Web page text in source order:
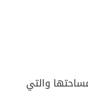
والتي